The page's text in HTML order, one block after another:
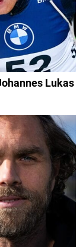
Lukas